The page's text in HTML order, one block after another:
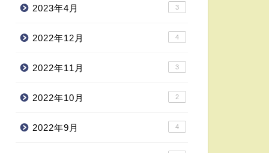
2023年4月 3
2022年12月 4
2022年11月 3
2022年10月 2
2022年9月 4